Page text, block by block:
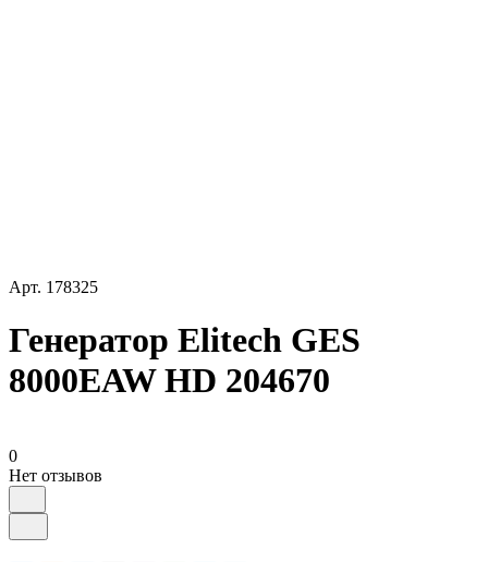
Арт. 178325
Генератор Elitech GES
8000EAW HD 204670
0
Нет отзывов